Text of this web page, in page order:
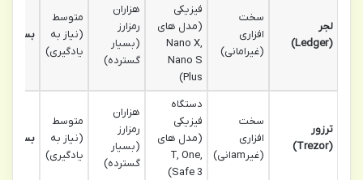
لجر
(Ledger)
سخت
افزاری
(غیرامانی)
فیزیکی
(مدل های
Nano X,
Nano S
Plus)
هزاران
رمزارز
(بسیار
گسترده)
متوسط
(نیاز به
یادگیری)
بسیار
ترزور
(Trezor)
سخت
افزاری
(غیرamانی)
دستگاه
فیزیکی
(مدل های
T, One,
Safe 3)
هزاران
رمزارز
(بسیار
گسترده)
متوسط
(نیاز به
یادگیری)
بسیار